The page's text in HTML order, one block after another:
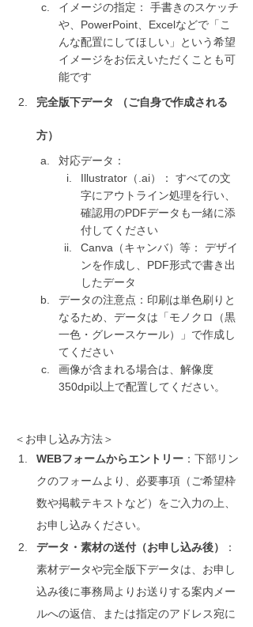
イメージの指定： 手書きのスケッチ
や、PowerPoint、Excelなどで「こ
んな配置にしてほしい」という希望
イメージをお伝えいただくことも可
能です
完全版下データ （ご自身で作成される
方）
対応データ：
Illustrator（.ai）： すべての文
字にアウトライン処理を行い、
確認用のPDFデータも一緒に添
付してください
Canva（キャンバ）等： デザイ
ンを作成し、PDF形式で書き出
したデータ
データの注意点：印刷は単色刷りと
なるため、データは「モノクロ（黒
一色・グレースケール）」で作成し
てください
画像が含まれる場合は、解像度
350dpi以上で配置してください。
＜お申し込み方法＞
WEBフォームからエントリー ：下部リン
クのフォームより、必要事項（ご希望枠
数や掲載テキストなど）をご入力の上、
お申し込みください。
データ・素材の送付（お申し込み後）
：
素材データや完全版下データは、お申し
込み後に事務局よりお送りする案内メー
ルへの返信、または指定のアドレス宛に